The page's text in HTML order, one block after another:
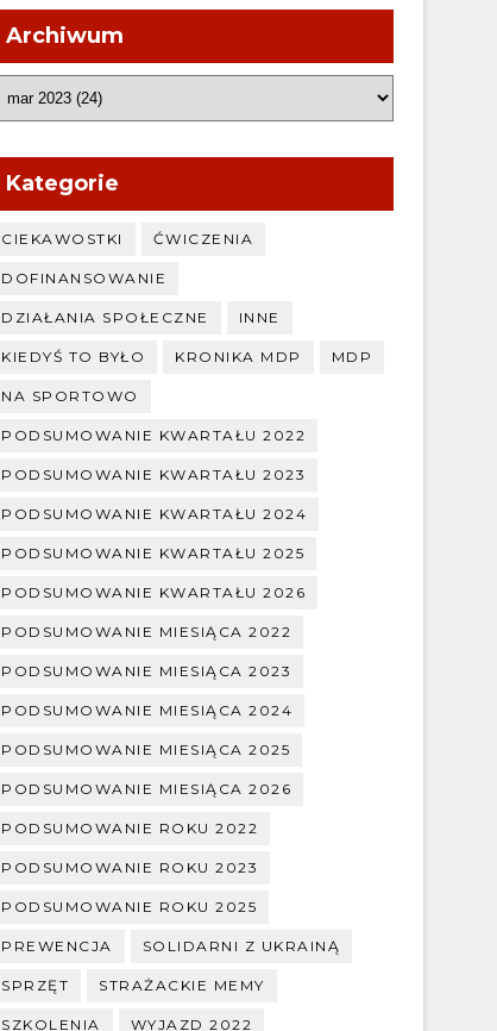
Archiwum
Kategorie
CIEKAWOSTKI ĆWICZENIA
DOFINANSOWANIE
DZIAŁANIA SPOŁECZNE INNE
KIEDYŚ TO BYŁO KRONIKA MDP MDP
NA SPORTOWO
PODSUMOWANIE KWARTAŁU 2022
PODSUMOWANIE KWARTAŁU 2023
PODSUMOWANIE KWARTAŁU 2024
PODSUMOWANIE KWARTAŁU 2025
PODSUMOWANIE KWARTAŁU 2026
PODSUMOWANIE MIESIĄCA 2022
PODSUMOWANIE MIESIĄCA 2023
PODSUMOWANIE MIESIĄCA 2024
PODSUMOWANIE MIESIĄCA 2025
PODSUMOWANIE MIESIĄCA 2026
PODSUMOWANIE ROKU 2022
PODSUMOWANIE ROKU 2023
PODSUMOWANIE ROKU 2025
PREWENCJA SOLIDARNI Z UKRAINĄ
SPRZĘT STRAŻACKIE MEMY
SZKOLENIA WYJAZD 2022